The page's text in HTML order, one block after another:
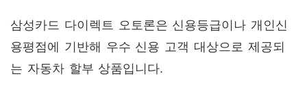
삼성카드 다이렉트 오토론은 신용등급이나 개인신
용평점에 기반해 우수 신용 고객 대상으로 제공되
는 자동차 할부 상품입니다.